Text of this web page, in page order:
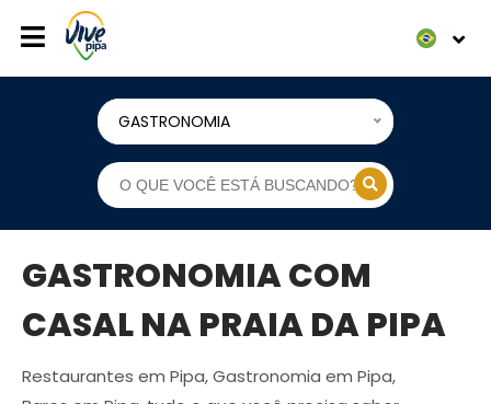
GASTRONOMIA
GASTRONOMIA COM
CASAL NA PRAIA DA PIPA
Restaurantes em Pipa, Gastronomia em Pipa,